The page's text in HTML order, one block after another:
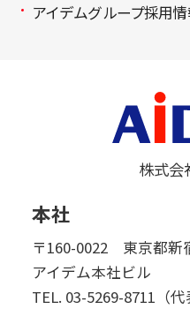
アイデムグループ採用
株式会
本社
〒160-0022 東京都新
アイデム本社ビル
TEL. 03-5269-8711（代